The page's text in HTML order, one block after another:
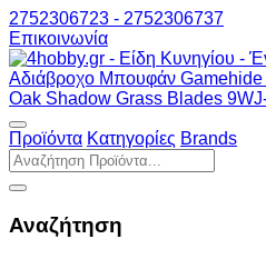
2752306723 - 2752306737
Επικοινωνία
Προϊόντα Κατηγορίες Brands
Αναζήτηση